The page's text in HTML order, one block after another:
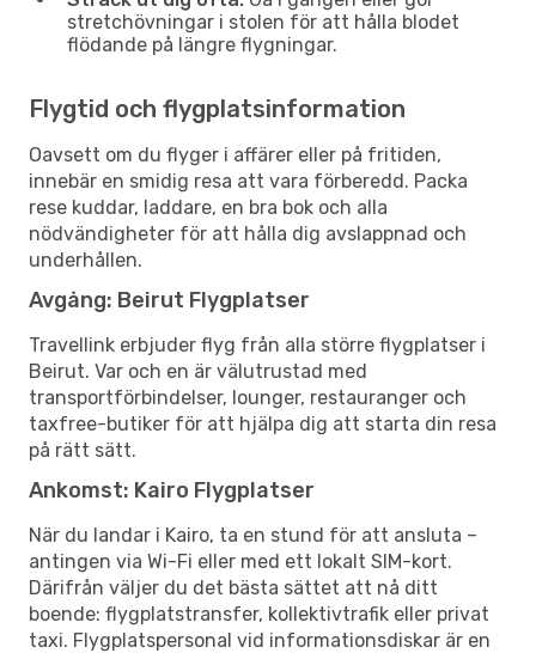
stretchövningar i stolen för att hålla blodet
flödande på längre flygningar.
Flygtid och flygplatsinformation
Oavsett om du flyger i affärer eller på fritiden,
innebär en smidig resa att vara förberedd. Packa
rese kuddar, laddare, en bra bok och alla
nödvändigheter för att hålla dig avslappnad och
underhållen.
Avgång: Beirut Flygplatser
Travellink erbjuder flyg från alla större flygplatser i
Beirut. Var och en är välutrustad med
transportförbindelser, lounger, restauranger och
taxfree-butiker för att hjälpa dig att starta din resa
på rätt sätt.
Ankomst: Kairo Flygplatser
När du landar i Kairo, ta en stund för att ansluta –
antingen via Wi-Fi eller med ett lokalt SIM-kort.
Därifrån väljer du det bästa sättet att nå ditt
boende: flygplatstransfer, kollektivtrafik eller privat
taxi. Flygplatspersonal vid informationsdiskar är en